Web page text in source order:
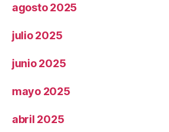
agosto 2025
julio 2025
junio 2025
mayo 2025
abril 2025